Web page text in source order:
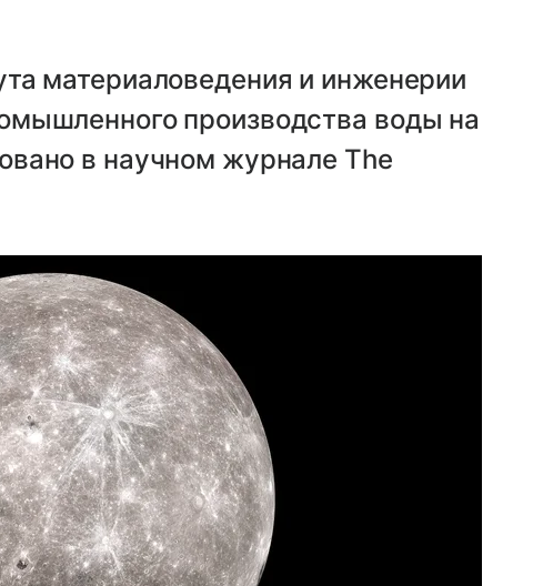
материаловедения и инженерии
производства воды на
в научном журнале The